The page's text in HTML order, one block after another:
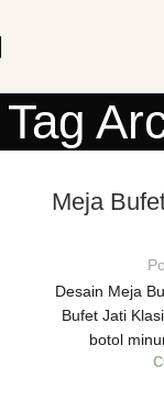
Tag
Meja
Desain Meja
Bufet Jati
botol